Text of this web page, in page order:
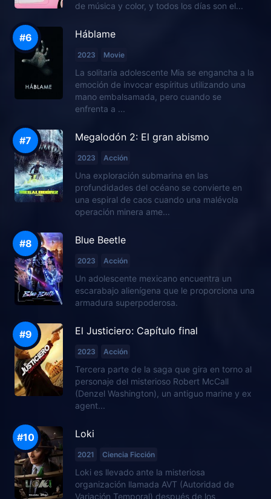
de música y color, y todos los días son el...
Háblame
2023 Movie
La solitaria adolescente Mia se engancha a la
emoción de invocar espíritus utilizando una
mano embalsamada, pero cuando se
enfrenta a ...
Megalodón 2: El gran abismo
2023 Acción
Una exploración submarina en las
profundidades del océano se convierte en
una espiral de caos cuando una malévola
operación minera ame...
Blue Beetle
2023 Acción
Un adolescente mexicano encuentra un
escarabajo alienígena que le proporciona una
armadura superpoderosa.
El Justiciero: Capítulo final
2023 Acción
Tercera parte de la saga que gira en torno al
personaje del misterioso Robert McCall
(Denzel Washington), un antiguo marine y ex
agent...
Loki
2021 Ciencia Ficción
Loki es llevado ante la misteriosa
organización llamada AVT (Autoridad de
Variación Temporal) después de los